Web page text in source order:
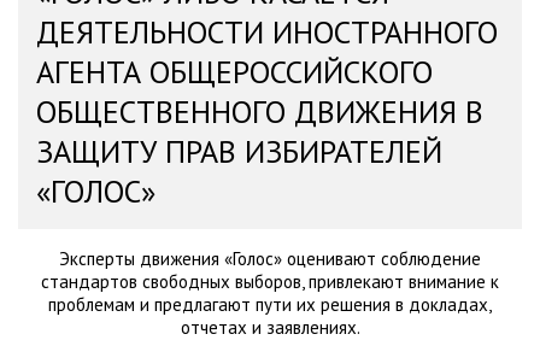
ДЕЯТЕЛЬНОСТИ ИНОСТРАННОГО
АГЕНТА ОБЩЕРОССИЙСКОГО
ОБЩЕСТВЕННОГО ДВИЖЕНИЯ В
ЗАЩИТУ ПРАВ ИЗБИРАТЕЛЕЙ
«ГОЛОС»
Эксперты движения «Голос» оценивают соблюдение
стандартов свободных выборов, привлекают внимание к
проблемам и предлагают пути их решения в докладах,
отчетах и заявлениях.